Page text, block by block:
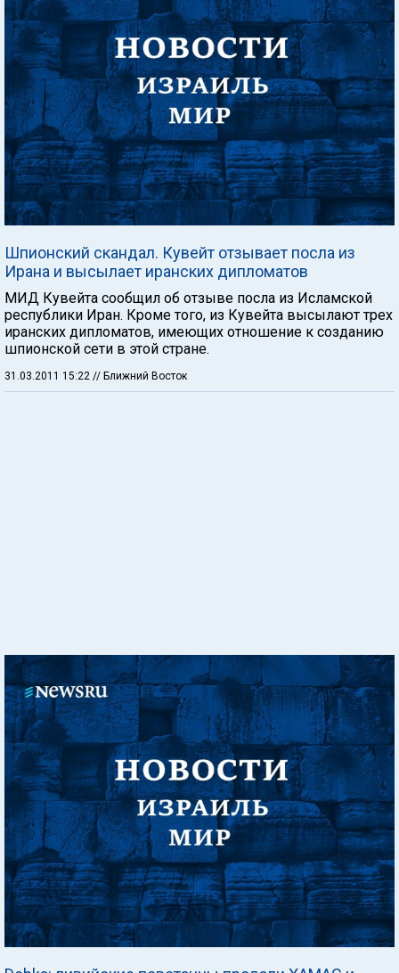
Шпионский скандал. Кувейт отзывает посла из
Ирана и высылает иранских дипломатов
МИД Кувейта сообщил об отзыве посла из Исламской
республики Иран. Кроме того, из Кувейта высылают трех
иранских дипломатов, имеющих отношение к созданию
шпионской сети в этой стране.
31.03.2011 15:22 // Ближний Восток